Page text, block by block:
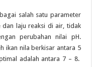
salah satu parameter
laju reaksi di air, tidak
perubahan nilai pH.
ikan nila berkisar antara 5
adalah antara 7 – 8.